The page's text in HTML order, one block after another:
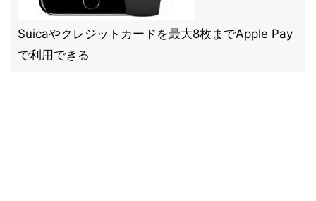
Suicaやクレジットカードを最大8枚までApple Pay
で利用できる